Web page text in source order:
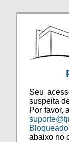
Seu
suspeita
Por favor,
abaixo no